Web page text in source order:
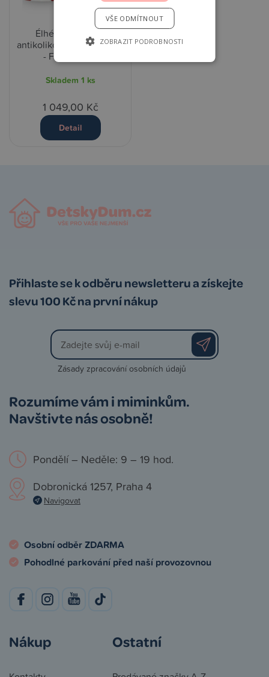
Élhée Kojenecká
antikoliková láhev 330 ml
- Full of Love
Skladem 1 ks
1 049,00 Kč
Detail
Přihlaste se k odběru newsletteru a získejte
slevu 100 Kč na první nákup
Zásady zpracování osobních údajů
Rozumíme vám i miminkům.
Navštivte nás osobně!
Pondělí – Neděle: 9 – 19 hod.
Dobronická 1257, Praha 4
Navigovat
Osobní odběr ZDARMA
Pohodlné parkování před naší provozovnou
Nákup Ostatní
VŠE ODMÍTNOUT
ZOBRAZIT PODROBNOSTI